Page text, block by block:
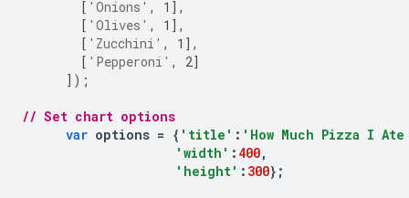
[ 'Onions' , 1 ],
[ 'Olives' , 1 ],
[ 'Zucchini' , 1 ],
[ 'Pepperoni' , 2]
]);
// Set chart options
var options = { 'title' : 'How Much Pizza I
'width' : 400,
'height' : 300};